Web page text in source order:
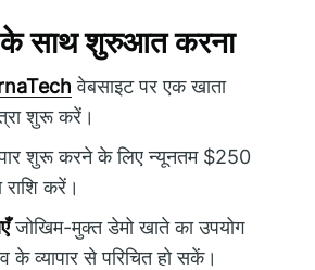
साथ शुरुआत करना
वेबसाइट पर एक खाता
शुरू करें।
शुरू करने के लिए न्यूनतम $250
राशि करें।
जोखिम-मुक्त डेमो खाते का उपयोग
के व्यापार से परिचित हो सकें।